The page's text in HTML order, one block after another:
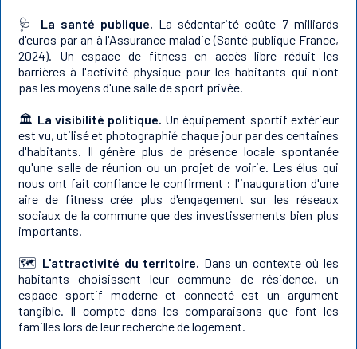
🩺 La santé publique.
La sédentarité coûte 7 milliards
d'euros par an à l'Assurance maladie (Santé publique France,
2024). Un espace de fitness en accès libre réduit les
barrières à l'activité physique pour les habitants qui n'ont
pas les moyens d'une salle de sport privée.
🏛️ La visibilité politique. Un équipement sportif extérieur
est vu, utilisé et photographié chaque jour par des centaines
d'habitants. Il génère plus de présence locale spontanée
qu'une salle de réunion ou un projet de voirie. Les élus qui
nous ont fait confiance le confirment : l'inauguration d'une
aire de fitness crée plus d'engagement sur les réseaux
sociaux de la commune que des investissements bien plus
importants.
🗺️ L'attractivité du territoire.
Dans un contexte où les
habitants choisissent leur commune de résidence, un
espace sportif moderne et connecté est un argument
tangible. Il compte dans les comparaisons que font les
familles lors de leur recherche de logement.